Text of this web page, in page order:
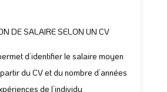
DE SALAIRE SELON UN CV
d’identifier le salaire moyen
du CV et du nombre d’années
de l’individu